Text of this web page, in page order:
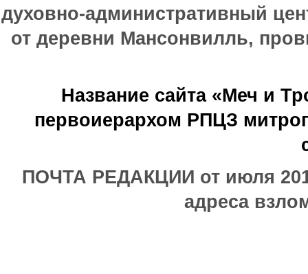
духовно-административный
от деревни Мансонвилль,
Название сайта «Меч и
первоиерархом РПЦЗ
ПОЧТА РЕДАКЦИИ от июля
адреса